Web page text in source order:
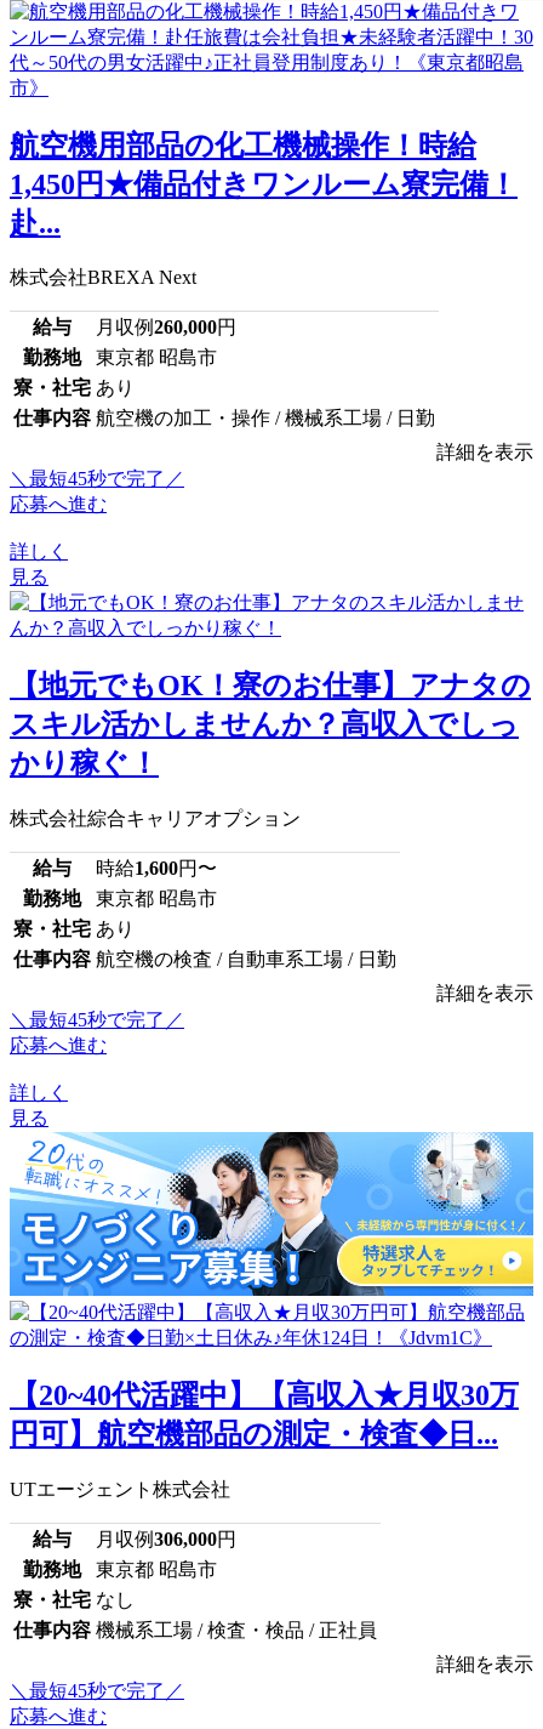
航空機用部品の化工機械操作！時給
1,450円★備品付きワンルーム寮完備！
赴...
株式会社BREXA Next
給与 月収例260,000円
勤務地
東京都 昭島市
寮・社宅 あり
仕事内容 航空機の加工・操作 / 機械系工場 / 日勤
詳細を表示
＼最短45秒で完了／
応募へ進む
詳しく
見る
【地元でもOK！寮のお仕事】アナタの
スキル活かしませんか？高収入でしっ
かり稼ぐ！
株式会社綜合キャリアオプション
給与 時給1,600円〜
勤務地
東京都 昭島市
寮・社宅 あり
仕事内容 航空機の検査 / 自動車系工場 / 日勤
詳細を表示
＼最短45秒で完了／
応募へ進む
詳しく
見る
【20~40代活躍中】【高収入★月収30万
円可】航空機部品の測定・検査◆日...
UTエージェント株式会社
給与 月収例306,000円
勤務地
東京都 昭島市
寮・社宅 なし
仕事内容 機械系工場 / 検査・検品 / 正社員
詳細を表示
＼最短45秒で完了／
応募へ進む